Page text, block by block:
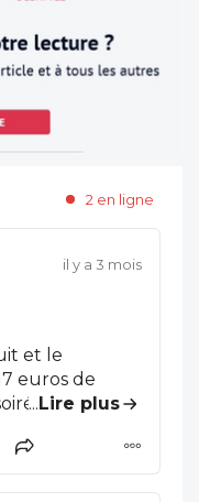
2 en ligne
il y a 3 mois
et le
euros de
et le
la
de l'acte
... Lire plus